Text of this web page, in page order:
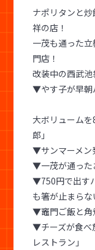
ナポリタンと
祥の店！
一茂も通った
門店！
改装中の西武池
▼やす子が早朝
大ボリューム
郎」
▼サンマーメン
▼一茂が通った
▼750円で出す
も箸が止まらな
▼竈門ご飯と角
▼チーズが食べ
レストラン」